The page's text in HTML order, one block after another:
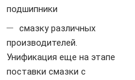
подшипники
смазку различных
производителей.
Унификация еще на этапе
поставки смазки с